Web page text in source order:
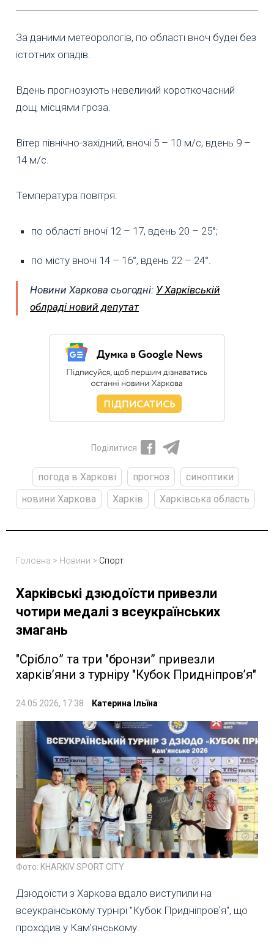
За даними метеорологів, по області вноч будеі без
істотних опадів.
Вдень прогнозують невеликий короткочасний
дощ, місцями гроза.
Вітер північно-західний, вночі 5 – 10 м/с, вдень 9 –
14 м/с.
Температура повітря:
по області вночі 12 – 17, вдень 20 – 25°;
по місту вночі 14 – 16°, вдень 22 – 24°.
Новини Харкова сьогодні: У Харківській
облраді новий депутат
Поділитися
погода в Харкові прогноз
синоптики
новини Харкова
Харків Харківська область
Головна > Новини > Спорт
Харківські дзюдоїсти привезли
чотири медалі з всеукраїнських
змагань
"Срібло” та три "бронзи” привезли
харків’яни з турніру "Кубок Придніпровʼя"
24.05.2026, 17:38 Катерина Ільїна
Фото: KHARKIV SPORT CITY
Дзюдоїсти з Харкова вдало виступили на
всеукраїнському турнірі "Кубок Придніпровʼя", що
проходив у Кам’янському.